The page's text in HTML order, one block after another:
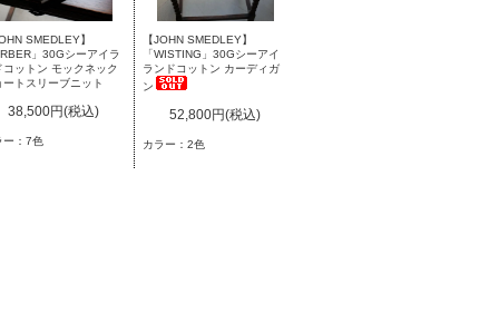
SMEDLEY】
」30Gシーアイラ
コットン モックネック
ートスリーブニット
38,500円(税込)
ー：7色
【JOHN SMEDLEY】
「WISTING」30Gシーアイ
ランドコットン カーディガ
ン
52,800円(税込)
カラー：2色